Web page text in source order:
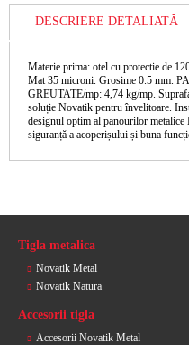
DESCRIERE DETALIATĂ
Materie prima: otel cu protectie de
Mat 35 microni. Grosime 0.5 mm.
GREUTATE/mp: 4,74 kg/mp.
soluție Novatik pentru învelitoare.
designul optim al panourilor metalice
siguranță a acoperișului și buna
Tigla metalica
Novatik Metal
Novatik Natura
Accesorii tigla
Accesorii Novatik Metal